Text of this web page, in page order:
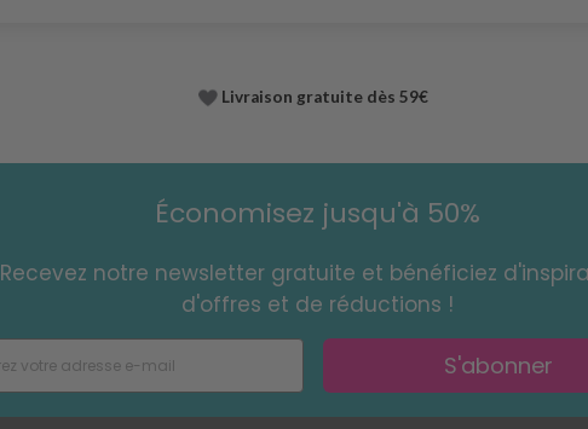
Livraison gratuite dès 59€
Économisez jusqu'à 50%
Recevez notre newsletter gratuite et bénéficiez
d'offres et de réductions !
S'abonner